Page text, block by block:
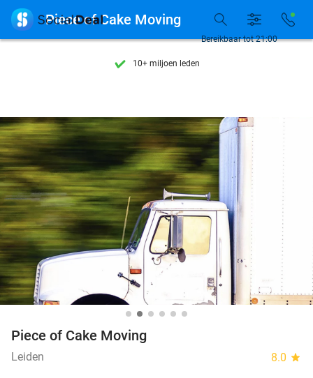
7 dagen per week beschikbaar
10+ miljoen leden
7 dagen per week beschikbaar
10+ miljoen leden
Bereikbaar tot 21:00
 Piece of Cake Moving
Piece of Cake Moving
Leiden 8.0 star